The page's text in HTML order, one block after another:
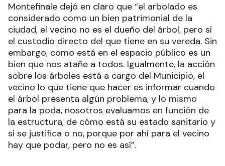
Montefinale dejó en claro que “el arbolado es
considerado como un bien patrimonial de la
ciudad, el vecino no es el dueño del árbol, pero sí
el custodio directo del que tiene en su vereda. Sin
embargo, como está en el espacio público es un
bien que nos atañe a todos. Igualmente, la acción
sobre los árboles está a cargo del Municipio, el
vecino lo que tiene que hacer es informar cuando
el árbol presenta algún problema, y lo mismo
para la poda, nosotros evaluamos en función de
la estructura, de cómo está su estado sanitario y
si se justifica o no, porque por ahí para el vecino
hay que podar, pero no es así”.